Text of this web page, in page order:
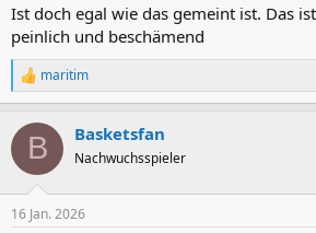
Ist doch egal wie das gemeint ist. Das
peinlich und beschämend
R
e
k
i
e
maritim
B Basketsfan
Nachwuchsspieler
16 Jan. 2026